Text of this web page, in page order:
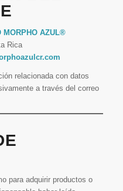
MORPHO AZUL®
Rica
relacionada con datos
a través del correo
para adquirir productos o